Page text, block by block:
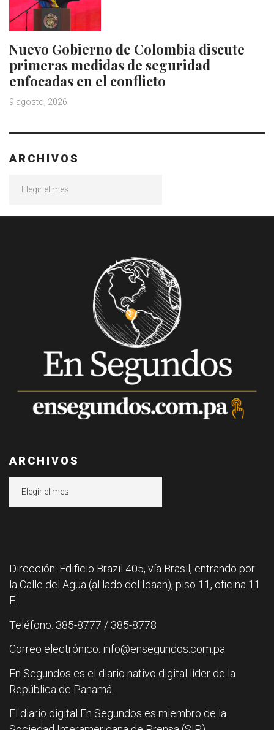
Nuevo Gobierno de Colombia discute
primeras medidas de seguridad
enfocadas en el conflicto
9 agosto, 2026
ARCHIVOS
ARCHIVOS
Dirección: Edificio Brazil 405, vía Brasil, entrando por
la Calle del Agua (al lado del Idaan), piso 11, oficina 11
F.
Teléfono: 385-8777 / 385-8778
Correo electrónico: info@ensegundos.com.pa
En Segundos es el diario nativo digital líder de la
República de Panamá.
El diario digital En Segundos es miembro de la